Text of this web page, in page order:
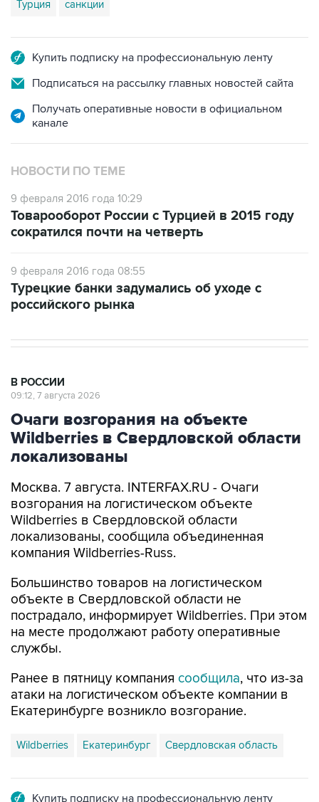
Подписаться на рассылку главных новостей сайта
Получать оперативные новости в официальном
НОВОСТИ ПО ТЕМЕ
9 февраля 2016 года 10:29
сократился почти на четверть
9 февраля 2016 года 08:55
российского рынка
Очаги возгорания на объекте
Wildberries в Свердловской области
локализованы
Москва. 7 августа. INTERFAX.RU - Очаги
Wildberries в Свердловской области
локализованы, сообщила объединенная
компания Wildberries-Russ.
Большинство товаров на логистическом
пострадало, информирует Wildberries. При этом
на месте продолжают работу оперативные
службы.
Ранее в пятницу компания
Екатеринбурге возникло возгорание.
Wildberries Екатеринбург Свердловская область
Подписаться на рассылку главных новостей сайта